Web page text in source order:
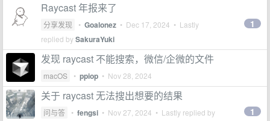
Raycast 年报来了
分享发现 • Goalonez • Dec 17, 2024 • Lastly
replied bySakuraYuki
1
发现 raycast 不能搜索，微信/企微的文件
macOS • ppiop • Nov 28, 2024
关于 raycast 无法搜出想要的结果
问与答 • fengsi • Nov 27, 2024 • Lastly replied by 1